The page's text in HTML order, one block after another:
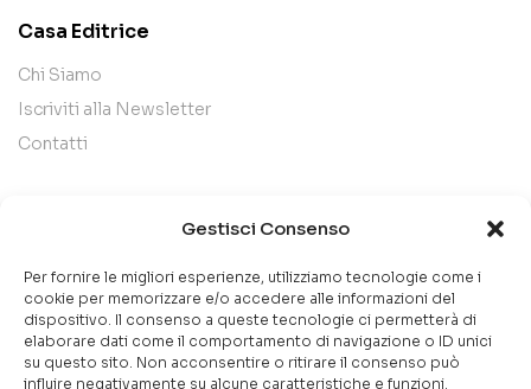
Gestisci Consenso
Per fornire le migliori esperienze, utilizziamo tecnologie come i
cookie per memorizzare e/o accedere alle informazioni del
dispositivo. Il consenso a queste tecnologie ci permetterà di
elaborare dati come il comportamento di navigazione o ID unici
su questo sito. Non acconsentire o ritirare il consenso può
influire negativamente su alcune caratteristiche e funzioni.
Casa Editrice
Chi Siamo
Iscriviti alla Newsletter
Contatti
Privacy Policy
Cookie Policy